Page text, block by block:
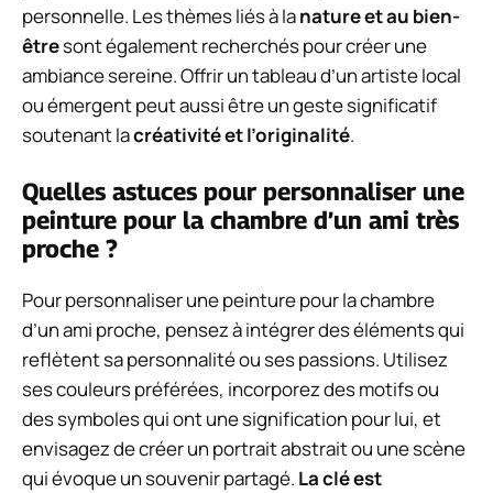
personnelle. Les thèmes liés à lanature et au bien-
êtresont également recherchés pour créer une
ambiance sereine. Offrir un tableau d’un artiste local
ou émergent peut aussi être un geste significatif
soutenant lacréativité et l’originalité.
Quelles astuces pour personnaliser une
peinture pour la chambre d’un ami très
proche ?
Pour personnaliser une peinture pour la chambre
d’un ami proche, pensez à intégrer des éléments qui
reflètent sa personnalité ou ses passions. Utilisez
ses couleurs préférées, incorporez des motifs ou
des symboles qui ont une signification pour lui, et
envisagez de créer un portrait abstrait ou une scène
qui évoque un souvenir partagé. La clé est